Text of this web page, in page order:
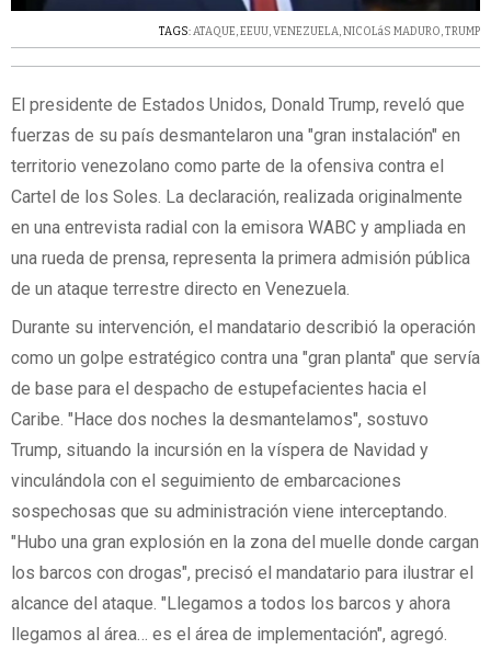
TAGS:ATAQUE,EEUU, VENEZUELA,NICOLáS MADURO,TRUMP
El presidente de Estados Unidos, Donald Trump, reveló que
fuerzas de su país desmantelaron una "gran instalación" en
territorio venezolano como parte de la ofensiva contra el
Cartel de los Soles. La declaración, realizada originalmente
en una entrevista radial con la emisora WABC y ampliada en
una rueda de prensa, representa la primera admisión pública
de un ataque terrestre directo en Venezuela.
Durante su intervención, el mandatario describió la operación
como un golpe estratégico contra una "gran planta" que servía
de base para el despacho de estupefacientes hacia el
Caribe. "Hace dos noches la desmantelamos", sostuvo
Trump, situando la incursión en la víspera de Navidad y
vinculándola con el seguimiento de embarcaciones
sospechosas que su administración viene interceptando.
"Hubo una gran explosión en la zona del muelle donde cargan
los barcos con drogas", precisó el mandatario para ilustrar el
alcance del ataque. "Llegamos a todos los barcos y ahora
llegamos al área… es el área de implementación", agregó.